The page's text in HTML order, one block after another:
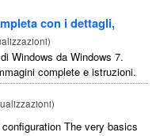
con i dettagli,
)
Windows da Windows 7.
complete e istruzioni.
)
The very basics